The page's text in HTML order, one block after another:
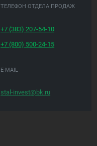
ТЕЛЕФОН ОТДЕЛА ПРОДАЖ
+7 (383)207-54-10
+7 (800) 500-24-15
E-MAIL
stal-invest@bk.ru